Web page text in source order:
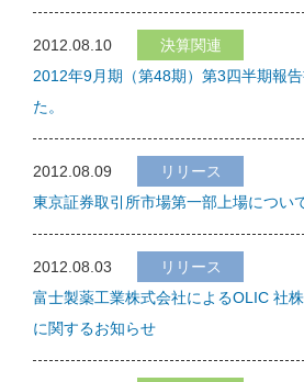
2012.08.10
決算関連
2012年9月期（第48期）第3四半期報
た。
2012.08.09
リリース
東京証券取引所市場第一部上場につい
2012.08.03
リリース
富士製薬工業株式会社によるOLIC 社
に関するお知らせ